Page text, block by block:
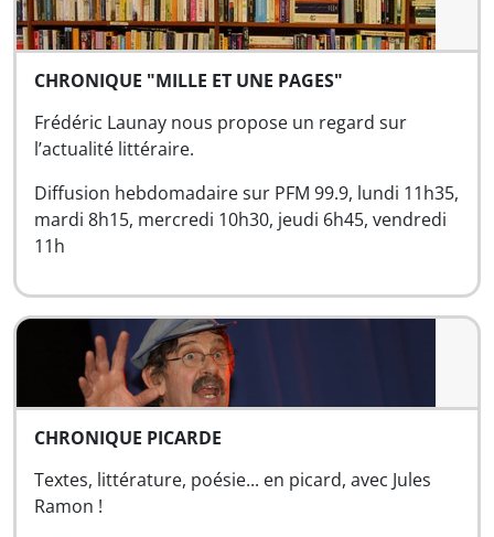
CHRONIQUE "MILLE ET UNE PAGES"
Frédéric Launay nous propose un regard sur
l’actualité littéraire.
Diffusion hebdomadaire sur PFM 99.9, lundi 11h35,
mardi 8h15, mercredi 10h30, jeudi 6h45, vendredi
11h
CHRONIQUE PICARDE
Textes, littérature, poésie... en picard, avec Jules
Ramon !